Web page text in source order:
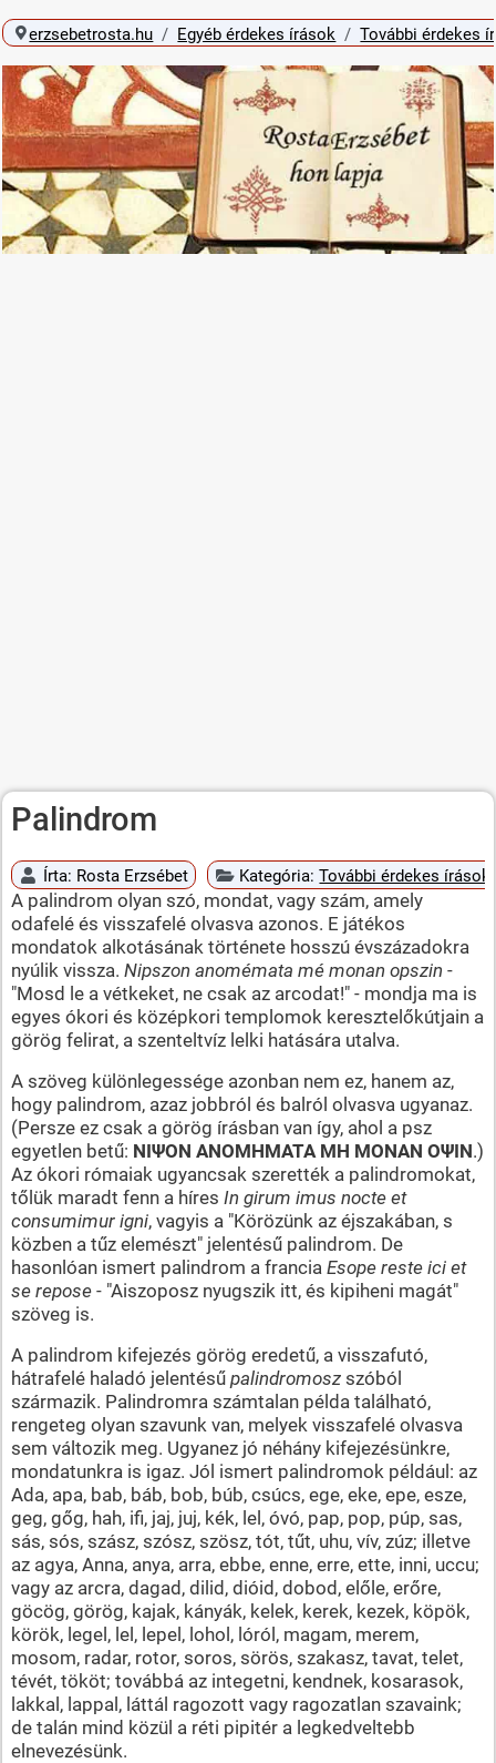
erzsebetrosta.hu Egyéb érdekes írások További érdekes
Palindrom
Írta: Rosta Erzsébet Kategória:További érdekes írások
A palindrom olyan szó, mondat, vagy szám, amely
odafelé és visszafelé olvasva azonos. E játékos
mondatok alkotásának története hosszú évszázadokra
nyúlik vissza. Nipszon anomémata mé monan opszin -
"Mosd le a vétkeket, ne csak az arcodat!" - mondja ma is
egyes ókori és középkori templomok keresztelőkútjain a
görög felirat, a szenteltvíz lelki hatására utalva.
A szöveg különlegessége azonban nem ez, hanem az,
hogy palindrom, azaz jobbról és balról olvasva ugyanaz.
(Persze ez csak a görög írásban van így, ahol a psz
egyetlen betű: NIΨON ANOMHMATA MH MONAN OΨIN.)
Az ókori rómaiak ugyancsak szerették a palindromokat,
tőlük maradt fenn a híres In girum imus nocte et
consumimur igni, vagyis a "Körözünk az éjszakában, s
közben a tűz elemészt" jelentésű palindrom. De
hasonlóan ismert palindrom a francia Esope reste ici et
se repose - "Aiszoposz nyugszik itt, és kipiheni magát"
szöveg is.
A palindrom kifejezés görög eredetű, a visszafutó,
hátrafelé haladó jelentésű palindromosz szóból
származik. Palindromra számtalan példa található,
rengeteg olyan szavunk van, melyek visszafelé olvasva
sem változik meg. Ugyanez jó néhány kifejezésünkre,
mondatunkra is igaz. Jól ismert palindromok például: az
Ada, apa, bab, báb, bob, búb, csúcs, ege, eke, epe, esze,
geg, gőg, hah, ifi, jaj, juj, kék, lel, óvó, pap, pop, púp, sas,
sás, sós, szász, szósz, szösz, tót, tűt, uhu, vív, zúz; illetve
az agya, Anna, anya, arra, ebbe, enne, erre, ette, inni, uccu;
vagy az arcra, dagad, dilid, dióid, dobod, előle, erőre,
göcög, görög, kajak, kányák, kelek, kerek, kezek, köpök,
körök, legel, lel, lepel, lohol, lóról, magam, merem,
mosom, radar, rotor, soros, sörös, szakasz, tavat, telet,
tévét, tököt; továbbá az integetni, kendnek, kosarasok,
lakkal, lappal, láttál ragozott vagy ragozatlan szavaink;
de talán mind közül a réti pipitér a legkedveltebb
elnevezésünk.